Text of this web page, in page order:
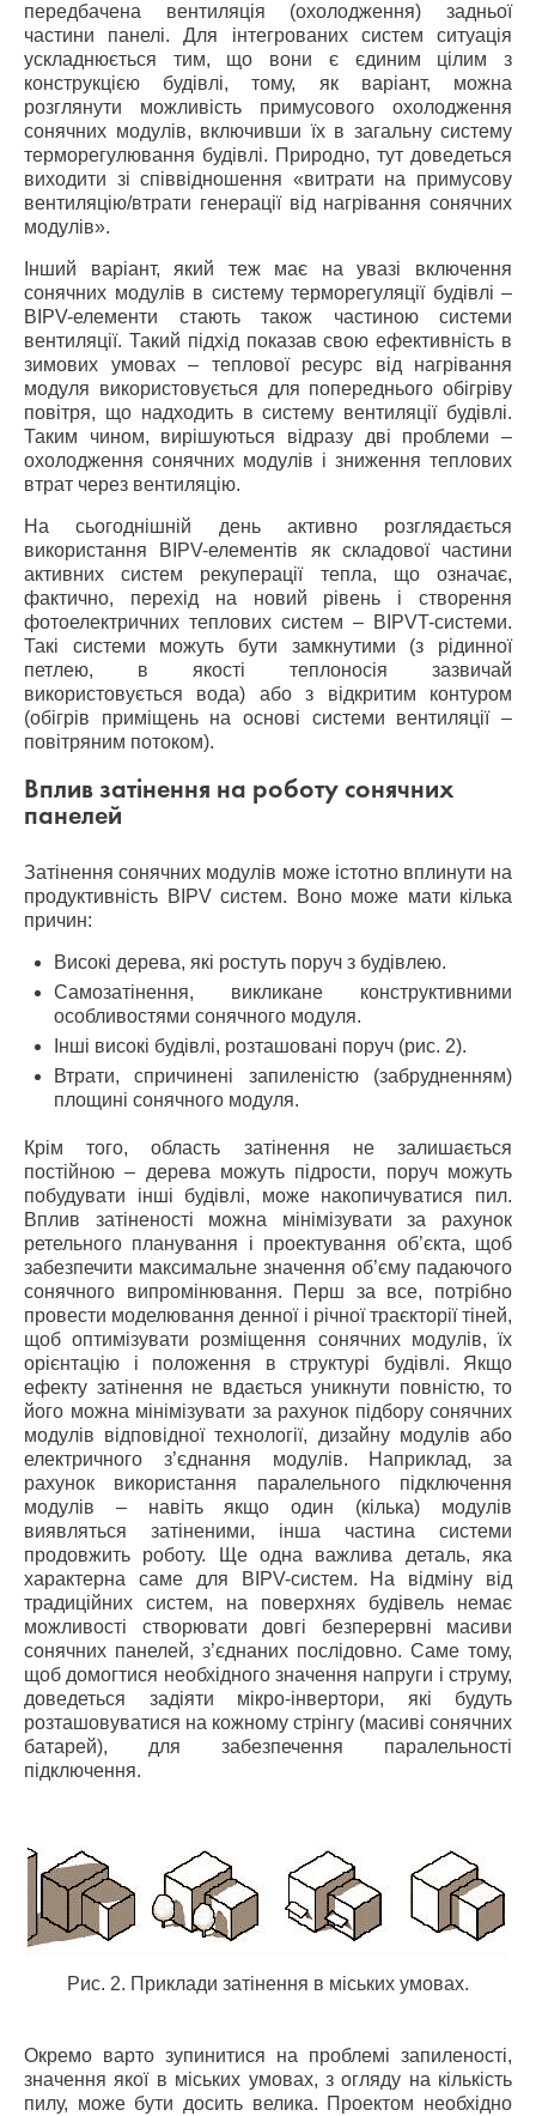
передбачена вентиляція (охолодження) задньої
частини панелі. Для інтегрованих систем ситуація
ускладнюється тим, що вони є єдиним цілим з
конструкцією будівлі, тому, як варіант, можна
розглянути можливість примусового охолодження
сонячних модулів, включивши їх в загальну систему
терморегулювання будівлі. Природно, тут доведеться
виходити зі співвідношення «витрати на примусову
вентиляцію/втрати генерації від нагрівання сонячних
модулів».
Інший варіант, який теж має на увазі включення
сонячних модулів в систему терморегуляції будівлі –
BIPV-елементи стають також частиною системи
вентиляції. Такий підхід показав свою ефективність в
зимових умовах – теплової ресурс від нагрівання
модуля використовується для попереднього обігріву
повітря, що надходить в систему вентиляції будівлі.
Таким чином, вирішуються відразу дві проблеми –
охолодження сонячних модулів і зниження теплових
втрат через вентиляцію.
На сьогоднішній день активно розглядається
використання BIPV-елементів як складової частини
активних систем рекуперації тепла, що означає,
фактично, перехід на новий рівень і створення
фотоелектричних теплових систем – BIPVT-системи.
Такі системи можуть бути замкнутими (з рідинної
петлею, в якості теплоносія зазвичай
використовується вода) або з відкритим контуром
(обігрів приміщень на основі системи вентиляції –
повітряним потоком).
Вплив затінення на роботу сонячних
панелей
Затінення сонячних модулів може істотно вплинути на
продуктивність BIPV систем. Воно може мати кілька
причин:
Високі дерева, які ростуть поруч з будівлею.
Самозатінення, викликане конструктивними
особливостями сонячного модуля.
Інші високі будівлі, розташовані поруч (рис. 2).
Втрати, спричинені запиленістю (забрудненням)
площині сонячного модуля.
Крім того, область затінення не залишається
постійною – дерева можуть підрости, поруч можуть
побудувати інші будівлі, може накопичуватися пил.
Вплив затіненості можна мінімізувати за рахунок
ретельного планування і проектування об’єкта, щоб
забезпечити максимальне значення об’єму падаючого
сонячного випромінювання. Перш за все, потрібно
провести моделювання денної і річної траєкторії тіней,
щоб оптимізувати розміщення сонячних модулів, їх
орієнтацію і положення в структурі будівлі. Якщо
ефекту затінення не вдається уникнути повністю, то
його можна мінімізувати за рахунок підбору сонячних
модулів відповідної технології, дизайну модулів або
електричного з’єднання модулів. Наприклад, за
рахунок використання паралельного підключення
модулів – навіть якщо один (кілька) модулів
виявляться затіненими, інша частина системи
продовжить роботу. Ще одна важлива деталь, яка
характерна саме для BIPV-систем. На відміну від
традиційних систем, на поверхнях будівель немає
можливості створювати довгі безперервні масиви
сонячних панелей, з’єднаних послідовно. Саме тому,
щоб домогтися необхідного значення напруги і струму,
доведеться задіяти мікро-інвертори, які будуть
розташовуватися на кожному стрінгу (масиві сонячних
батарей), для забезпечення паралельності
підключення.
Рис. 2. Приклади затінення в міських умовах.
Окремо варто зупинитися на проблемі запиленості,
значення якої в міських умовах, з огляду на кількість
пилу, може бути досить велика. Проектом необхідно